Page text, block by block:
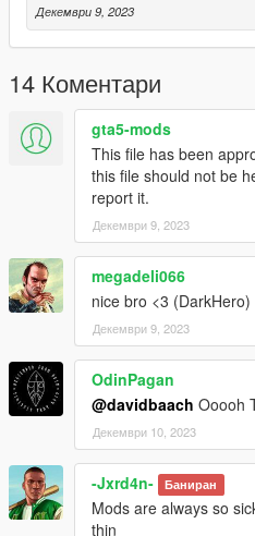
Декември 9, 2023
14 Коментари
gta5-mods
This file has been
this file should not be
report it.
Декември 9, 2023
megadeli066
nice bro <3 (DarkHero)
Декември 9, 2023
OdinPagan
@davidbaach Ooooh
Декември 10, 2023
-Jxrd4n- Баниран
Mods are always so
thin